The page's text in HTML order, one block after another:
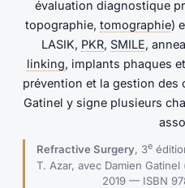
évaluation diagnostique
topographie, tomographie)
LASIK, PKR, SMILE,
linking, implants phaques
prévention et la gestion des
Gatinel y signe plusieurs
Refractive Surgery, 3e
T. Azar, avec Damien
2019 — ISBN